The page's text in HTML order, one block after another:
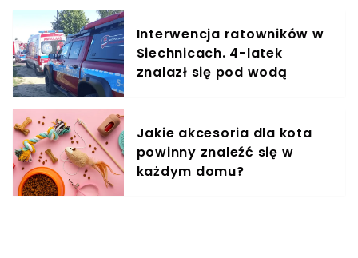
Interwencja ratowników w
Siechnicach. 4-latek
znalazł się pod wodą
Jakie akcesoria dla kota
powinny znaleźć się w
każdym domu?